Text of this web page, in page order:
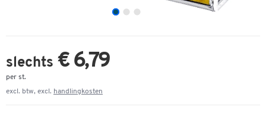
slechts € 6,79
per st.
excl. btw, excl. handlingkosten